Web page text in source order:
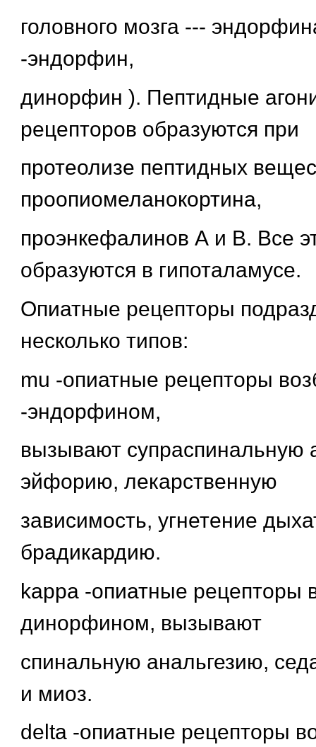
головного мозга ---
-эндорфин,
динорфин ). Пептидные
рецепторов образуются при
протеолизе пептидных
проопиомеланокортина,
проэнкефалинов А и В. Все
образуются в гипоталамусе.
Опиатные рецепторы
несколько типов:
mu -опиатные рецепторы
-эндорфином,
вызывают супраспинальную
эйфорию, лекарственную
зависимость, угнетение
брадикардию.
kappa -опиатные рецепторы
динорфином, вызывают
спинальную анальгезию,
и миоз.
delta -опиатные рецепторы